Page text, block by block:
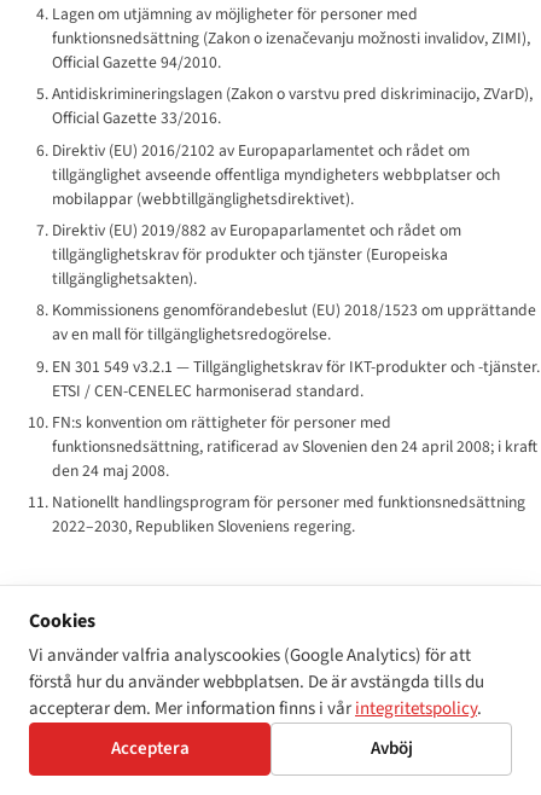
Lagen om utjämning av möjligheter för personer med
funktionsnedsättning (Zakon o izenačevanju možnosti invalidov, ZIMI),
Official Gazette 94/2010.
Antidiskrimineringslagen (Zakon o varstvu pred diskriminacijo, ZVarD),
Official Gazette 33/2016.
Direktiv (EU) 2016/2102 av Europaparlamentet och rådet om
tillgänglighet avseende offentliga myndigheters webbplatser och
mobilappar (webbtillgänglighetsdirektivet).
Direktiv (EU) 2019/882 av Europaparlamentet och rådet om
tillgänglighetskrav för produkter och tjänster (Europeiska
tillgänglighetsakten).
Kommissionens genomförandebeslut (EU) 2018/1523 om upprättande
av en mall för tillgänglighetsredogörelse.
EN 301 549 v3.2.1 — Tillgänglighetskrav för IKT-produkter och -tjänster.
ETSI / CEN-CENELEC harmoniserad standard.
FN:s konvention om rättigheter för personer med
funktionsnedsättning, ratificerad av Slovenien den 24 april 2008; i kraft
den 24 maj 2008.
Nationellt handlingsprogram för personer med funktionsnedsättning
2022–2030, Republiken Sloveniens regering.
← Alla länder Se regelverket för Slovenia →
Cookies
Vi använder valfria analyscookies (Google Analytics) för att
förstå hur du använder webbplatsen. De är avstängda tills du
accepterar dem. Mer information finns i vårintegritetspolicy.
Acceptera
Avböj